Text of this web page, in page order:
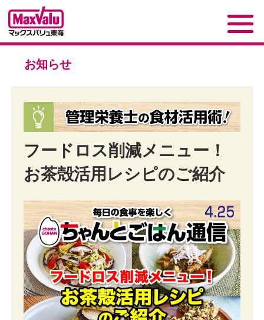
お知らせ
フードロス削減メニュー！
お茶殻活用レシピのご紹介